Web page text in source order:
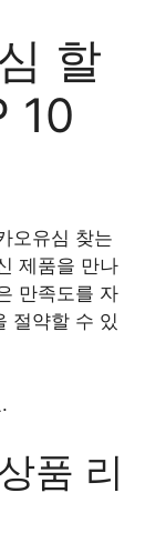
할
10
오유심 찾는
제품을 만나
만족도를 자
절약할 수 있
품 리